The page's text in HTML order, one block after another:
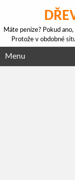
Máte peníze? Pokud
Protože v obdobné
Menu